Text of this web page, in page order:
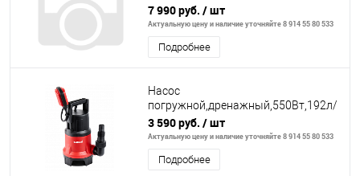
вод(вкл5мм),нерж.корпус,патрубок
G1",блок управления
7 990 руб. / шт
Актуальную цену и наличие уточняйте 8 914 55 80 533
Подробнее
Насос
погружной,дренажный,550Вт,192л/
м,Н=7м,гряз/
вод(вкл35мм),пластик.корпус
3 590 руб. / шт
Актуальную цену и наличие уточняйте 8 914 55 80 533
Подробнее